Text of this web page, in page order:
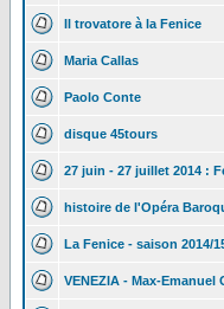
Il trovatore à la Fenice
Maria Callas
Paolo Conte
disque 45tours
27 juin - 27 juillet 2014 :
histoire de l'Opéra
La Fenice - saison 2014/
VENEZIA - Max-Emanuel